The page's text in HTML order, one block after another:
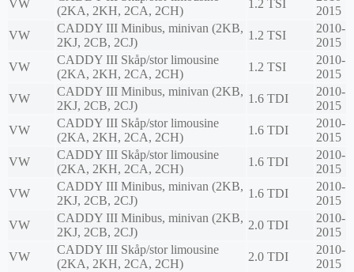
VW
(2KA, 2KH, 2CA, 2CH)
1.2 TSI
2015
VW
CADDY III Minibus, minivan (2KB,
2KJ, 2CB, 2CJ)
1.2 TSI
2010-
2015
VW
CADDY III Skåp/stor limousine
(2KA, 2KH, 2CA, 2CH)
1.2 TSI
2010-
2015
VW
CADDY III Minibus, minivan (2KB,
2KJ, 2CB, 2CJ)
1.6 TDI
2010-
2015
VW
CADDY III Skåp/stor limousine
(2KA, 2KH, 2CA, 2CH)
1.6 TDI
2010-
2015
VW
CADDY III Skåp/stor limousine
(2KA, 2KH, 2CA, 2CH)
1.6 TDI
2010-
2015
VW
CADDY III Minibus, minivan (2KB,
2KJ, 2CB, 2CJ)
1.6 TDI
2010-
2015
VW
CADDY III Minibus, minivan (2KB,
2KJ, 2CB, 2CJ)
2.0 TDI
2010-
2015
VW
CADDY III Skåp/stor limousine
(2KA, 2KH, 2CA, 2CH)
2.0 TDI
2010-
2015